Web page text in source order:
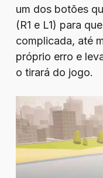
um dos botões
(R1 e L1) para
complicada, até
próprio erro e
o tirará do jogo.